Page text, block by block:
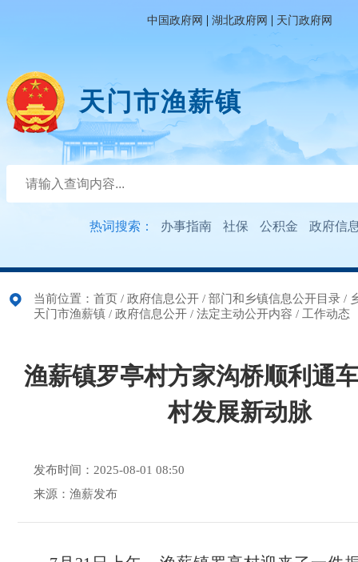
中国政府网 | 湖北政府网 | 天门政府网
天门市渔薪镇
热词搜索： 办事指南 社保 公积金 政府信
当前位置： 首页 / 政府信息公开 / 部门和乡镇信息公开目录 /
天门市渔薪镇 / 政府信息公开 / 法定主动公开内容 / 工作动态
渔薪镇罗亭村方家沟桥顺利通
村发展新动脉
发布时间：2025-08-01 08:50
来源：渔薪发布